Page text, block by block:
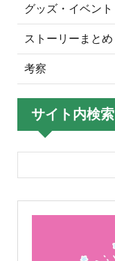
グッズ・イベント
ストーリーまとめ
考察
サイト内検索